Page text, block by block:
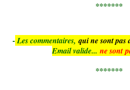
*******
-Les commentaires, qui ne sont pas
Email valide... ne sont
*******